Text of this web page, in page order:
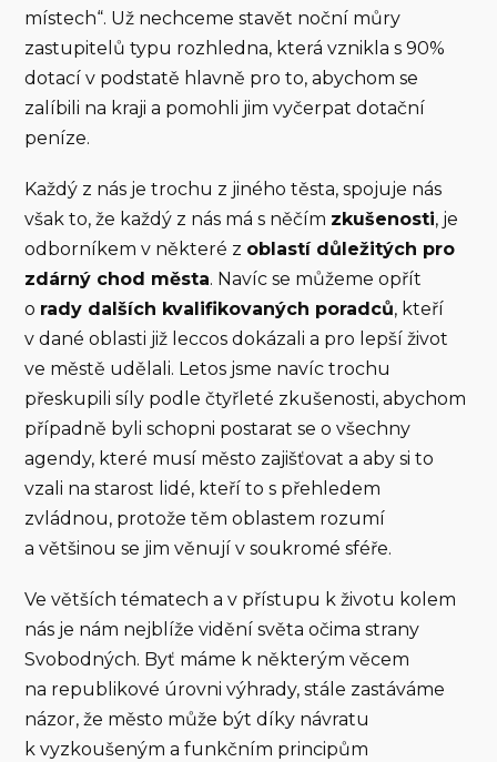
místech“. Už nechceme stavět noční můry
zastupitelů typu rozhledna, která vznikla s 90%
dotací v podstatě hlavně pro to, abychom se
zalíbili na kraji a pomohli jim vyčerpat dotační
peníze.
Každý z nás je trochu z jiného těsta, spojuje nás
však to, že každý z nás má s něčím zkušenosti, je
odborníkem v některé z oblastí důležitých pro
zdárný chod města. Navíc se můžeme opřít
o rady dalších kvalifikovaných poradců, kteří
v dané oblasti již leccos dokázali a pro lepší život
ve městě udělali. Letos jsme navíc trochu
přeskupili síly podle čtyřleté zkušenosti, abychom
případně byli schopni postarat se o všechny
agendy, které musí město zajišťovat a aby si to
vzali na starost lidé, kteří to s přehledem
zvládnou, protože těm oblastem rozumí
a většinou se jim věnují v soukromé sféře.
Ve větších tématech a v přístupu k životu kolem
nás je nám nejblíže vidění světa očima strany
Svobodných. Byť máme k některým věcem
na republikové úrovni výhrady, stále zastáváme
názor, že město může být díky návratu
k vyzkoušeným a funkčním principům